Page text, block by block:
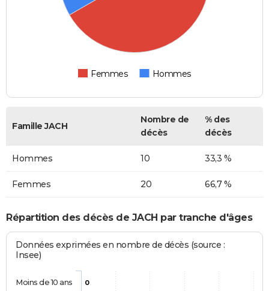
Femmes Hommes
Famille JACH
Nombre de
décès
% des
décès
Hommes 10 33,3 %
Femmes 20 66,7 %
Répartition des décès de JACH par tranche d'âges
Données exprimées en nombre de décès (source :
Insee)
0
Moins de 10 ans